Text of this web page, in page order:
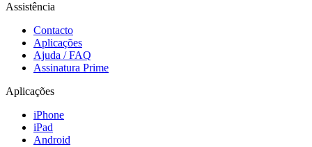
Assistência
Contacto
Aplicações
Ajuda / FAQ
Assinatura Prime
Aplicações
iPhone
iPad
Android